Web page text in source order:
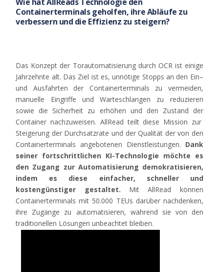
Containerterminals geholfen, ihre Abläufe zu
verbessern und die Effizienz zu steigern?
Das Konzept der Torautomatisierung durch OCR ist einige
Jahrzehnte alt. Das Ziel istes,unnötige Stopps an den Ein–
und
Ausfahrten der Containerterminals zu vermeiden,
manuelle
Eingriffe und Warteschlangen zu
reduzieren
sowie die Sicherheit zu erhöhen und den Zustand der
Containernachzuweisen. AllRead teiltdiese Mission zur
Steigerung der Durchsatzrate und der Qualität der von den
Containerterminals angebotenen Dienstleistungen. Dank
seiner fortschrittlichen KI-Technologie möchte es
den Zugang zur Automatisierung demokratisieren,
indem es diese einfacher, schneller
und
kostengünstiger
gestaltet. Mit AllRead
können
Containerterminals mit 50.000 TEUs darüber nachdenken,
ihre Zugänge zu automatisieren, während sie von den
traditionellen Lösungen unbeachtet bleiben.